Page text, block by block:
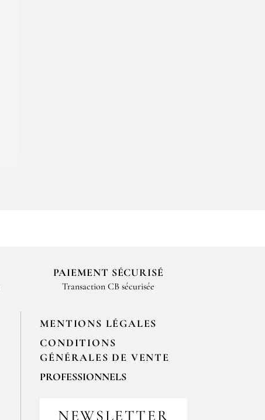
PAIEMENT SÉCURISÉ
Transaction CB sécurisée
MENTIONS LÉGALES
CONDITIONS
GÉNÉRALES DE VENTE
PROFESSIONNELS
professionnelles, merci de nous
NEWSLETTER